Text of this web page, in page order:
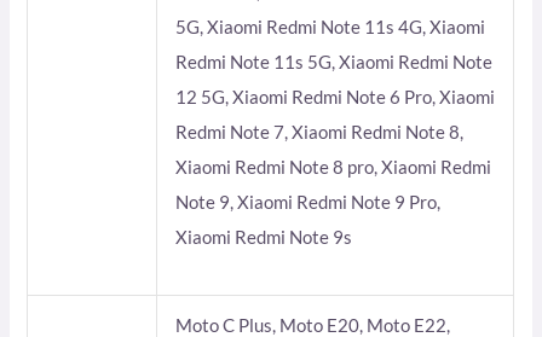
5G, Xiaomi Redmi Note 11s 4G, Xiaomi
Redmi Note 11s 5G, Xiaomi Redmi Note
12 5G, Xiaomi Redmi Note 6 Pro, Xiaomi
Redmi Note 7, Xiaomi Redmi Note 8,
Xiaomi Redmi Note 8 pro, Xiaomi Redmi
Note 9, Xiaomi Redmi Note 9 Pro,
Xiaomi Redmi Note 9s
Moto C Plus, Moto E20, Moto E22,